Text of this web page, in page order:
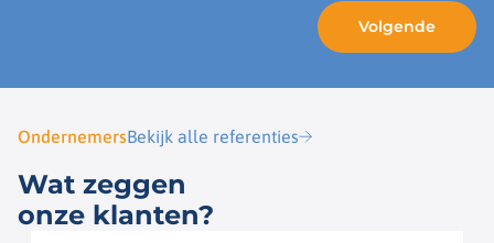
OndernemersBekijk alle referenties
Wat zeggen
onze klanten?